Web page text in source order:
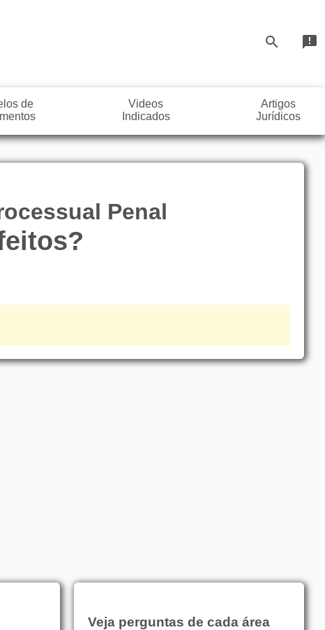
search announcement
de
Videos
Indicados
Artigos
Jurídicos
Penal
Veja perguntas de cada área